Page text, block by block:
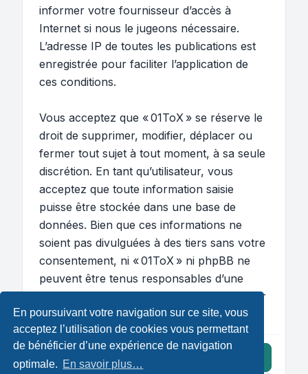
En poursuivant votre navigation sur ce site, vous
acceptez l’utilisation de cookies vous permettant
de bénéficier d’une expérience de navigation
optimale. En savoir plus…
informer votre fournisseur d’accès à
Internet si nous le jugeons nécessaire.
L’adresse IP de toutes les publications est
enregistrée pour faciliter l’application de
ces conditions.
Vous acceptez que « 01ToX » se réserve le
droit de supprimer, modifier, déplacer ou
fermer tout sujet à tout moment, à sa seule
discrétion. En tant qu’utilisateur, vous
acceptez que toute information saisie
puisse être stockée dans une base de
données. Bien que ces informations ne
soient pas divulguées à des tiers sans votre
consentement, ni « 01ToX » ni phpBB ne
peuvent être tenus responsables d’une
tentative de piratage susceptible d’entraîner
la compromission des données.
J’accepte ces conditions